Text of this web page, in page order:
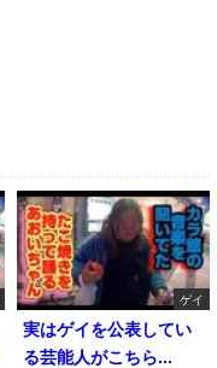
ゲイ
実はゲイを公表してい
る芸能人がこちら...